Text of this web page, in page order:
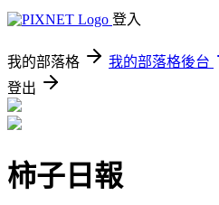
登入
我的部落格 我的部落格後台
登出
柿子日報